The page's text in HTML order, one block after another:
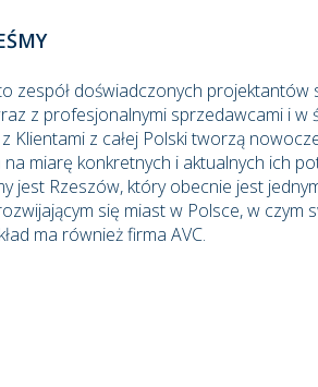
zespół doświadczonych projektantów
z profesjonalnymi sprzedawcami i w
Klientami z całej Polski tworzą
miarę konkretnych i aktualnych ich
jest Rzeszów, który obecnie jest
się miast w Polsce, w czym
ma również firma AVC.